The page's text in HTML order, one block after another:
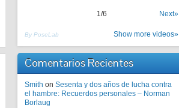
1/6 Next»
By PoseLab Show more videos»
Comentarios Recientes
Smith on Sesenta y dos años de lucha contra
el hambre: Recuerdos personales – Norman
Borlaug